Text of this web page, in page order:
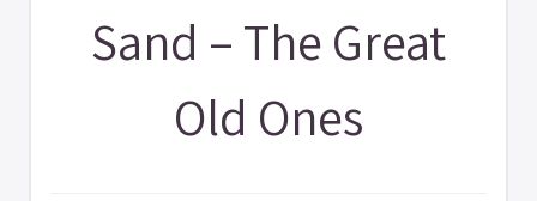
Sand – The Great
Old Ones